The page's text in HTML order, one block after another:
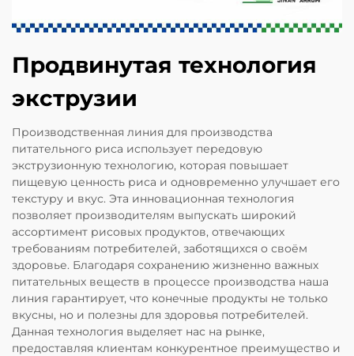
Продвинутая технология
экструзии
Производственная линия для производства
питательного риса использует передовую
экструзионную технологию, которая повышает
пищевую ценность риса и одновременно улучшает его
текстуру и вкус. Эта инновационная технология
позволяет производителям выпускать широкий
ассортимент рисовых продуктов, отвечающих
требованиям потребителей, заботящихся о своём
здоровье. Благодаря сохранению жизненно важных
питательных веществ в процессе производства наша
линия гарантирует, что конечные продукты не только
вкусны, но и полезны для здоровья потребителей.
Данная технология выделяет нас на рынке,
предоставляя клиентам конкурентное преимущество и